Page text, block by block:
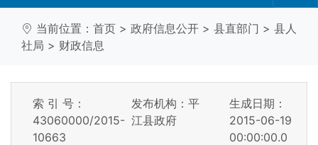
当前位置： 首页 > 政府信息公开 > 县直部门 > 县人
社局 > 财政信息
索 引 号：
43060000/2015-
10663
发布机构：平
江县政府
生成日期：
2015-06-19
00:00:00.0